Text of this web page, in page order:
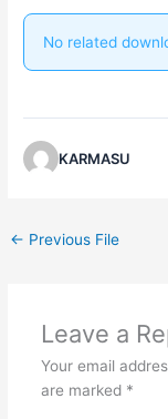
No related
KARMASU
← Previous File
Leave a
Your email
are marked *